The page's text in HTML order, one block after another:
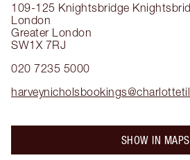
109-125 Knightsbridge
London
Greater London
SW1X 7RJ
020 7235 5000
SHOW IN MAPS